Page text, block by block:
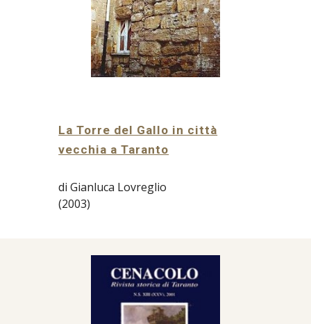
La Torre del Gallo in città
vecchia a Taranto
di Gianluca Lovreglio
(2003)